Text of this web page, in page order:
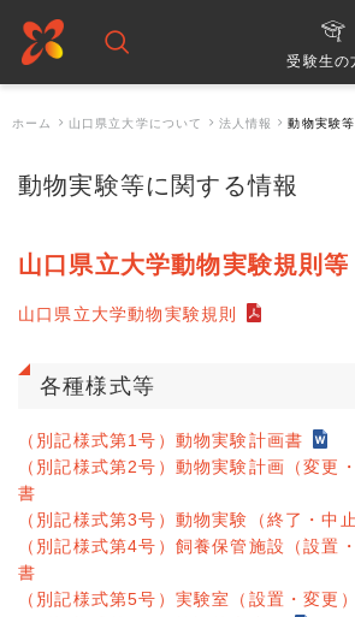
受験生の
ホーム 山口県立大学について 法人情報 動物実験
動物実験等に関する情報
山口県立大学動物実験規則等
山口県立大学動物実験規則
各種様式等
（別記様式第1号）動物実験計画書
（別記様式第2号）動物実験計画（変更
書
（別記様式第3号）動物実験（終了・中
（別記様式第4号）飼養保管施設（設置
書
（別記様式第5号）実験室（設置・変更